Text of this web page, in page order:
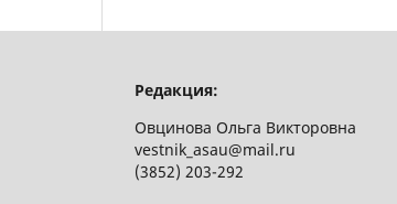
Редакция:
Овцинова Ольга Викторовна
vestnik_asau@mail.ru
(3852) 203-292